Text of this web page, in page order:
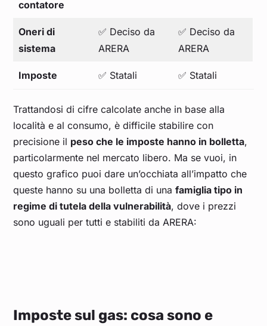
contatore
Oneri di
sistema
✅ Deciso da
ARERA
✅ Deciso da
ARERA
Imposte ✅ Statali ✅ Statali
Trattandosi di cifre calcolate anche in base alla
località e al consumo, è difficile stabilire con
precisione il peso che le imposte hanno in bolletta,
particolarmente nel mercato libero. Ma se vuoi, in
questo grafico puoi dare un’occhiata all’impatto che
queste hanno su una bolletta di unafamiglia tipo in
regime di tutela della vulnerabilità, dove i prezzi
sono uguali per tutti e stabiliti da ARERA:
Imposte sul gas: cosa sono e